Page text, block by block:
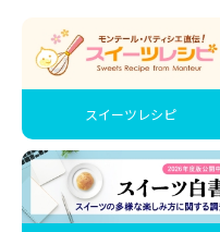
スイーツレシピ